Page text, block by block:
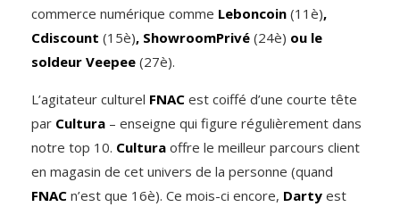
commerce numérique comme Leboncoin (11è),
Cdiscount (15è), ShowroomPrivé (24è) ou le
soldeur Veepee (27è).
L’agitateur culturel FNAC est coiffé d’une courte tête
par Cultura – enseigne qui figure régulièrement dans
notre top 10. Cultura offre le meilleur parcours client
en magasin de cet univers de la personne (quand
FNAC n’est que 16è). Ce mois-ci encore, Darty est